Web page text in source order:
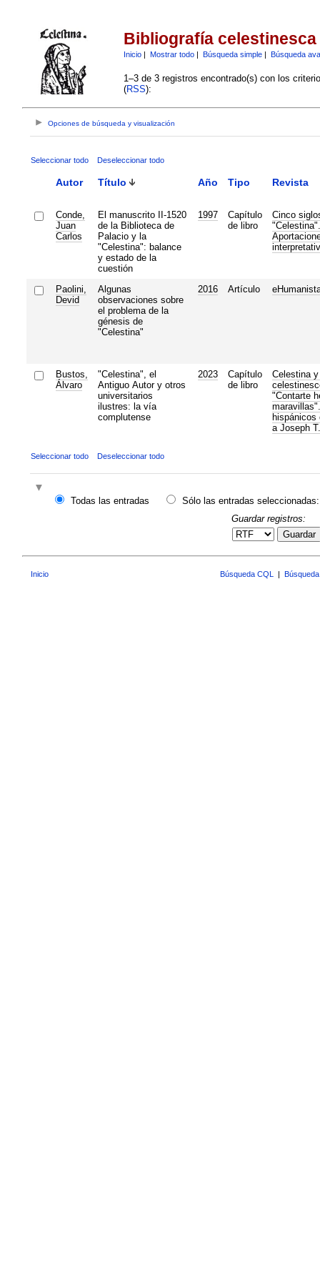
Bibliografía celestinesca
Inicio| Mostrar todo| Búsqueda simple| Búsqueda
1–3 de 3 registros encontrado(s) con los
(RSS):
Opciones de búsqueda y visualización
Seleccionar todo Deseleccionar todo
Autor Título Año Tipo Revista
Conde,
Juan
Carlos
El manuscrito II-1520
de la Biblioteca de
Palacio y la
"Celestina": balance
y estado de la
cuestión
1997
Capítulo
de libro
Cinco
"Celestina".
Paolini,
Devid
Algunas
observaciones sobre
el problema de la
génesis de
"Celestina"
2016 Artículo
Bustos,
Álvaro
"Celestina", el
Antiguo Autor y otros
universitarios
ilustres: la vía
complutense
2023
Capítulo
de libro
Celestina
"Contarte
hispánicos
a Joseph
Seleccionar todo Deseleccionar todo
Todas las entradas
Sólo las entradas seleccionadas:
Guardar registros:
Guardar
Inicio Búsqueda CQL